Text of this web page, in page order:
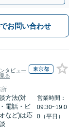
お問い合わせ
タビュー
る
東京都
所
方法(対
電話・ビ
など)は応
営業時間：
09:30~19:0
0（平日）